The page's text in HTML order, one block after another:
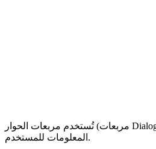
تُستخدم مربعات الحوار (مربعات Dialog) في Excel VBA لعرض
المعلومات للمستخدم.